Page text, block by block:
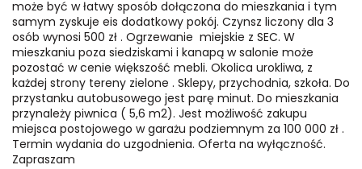
może być w łatwy sposób dołączona do mieszkania i tym
samym zyskuje eis dodatkowy pokój. Czynsz liczony dla 3
osób wynosi 500 zł . Ogrzewanie miejskie z SEC. W
mieszkaniu poza siedziskami i kanapą w salonie może
pozostać w cenie większość mebli. Okolica urokliwa, z
każdej strony tereny zielone . Sklepy, przychodnia, szkoła. Do
przystanku autobusowego jest parę minut. Do mieszkania
przynależy piwnica ( 5,6 m2). Jest możliwość zakupu
miejsca postojowego w garażu podziemnym za 100 000 zł .
Termin wydania do uzgodnienia. Oferta na wyłączność.
Zapraszam